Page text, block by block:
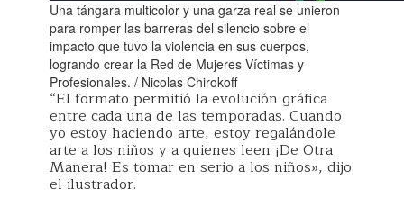
Una tángara multicolor y una garza real se unieron
para romper las barreras del silencio sobre el
impacto que tuvo la violencia en sus cuerpos,
logrando crear la Red de Mujeres Víctimas y
Profesionales. / Nicolas Chirokoff
“El formato permitió la evolución gráfica
entre cada una de las temporadas. Cuando
yo estoy haciendo arte, estoy regalándole
arte a los niños y a quienes leen ¡De Otra
Manera! Es tomar en serio a los niños», dijo
el ilustrador.